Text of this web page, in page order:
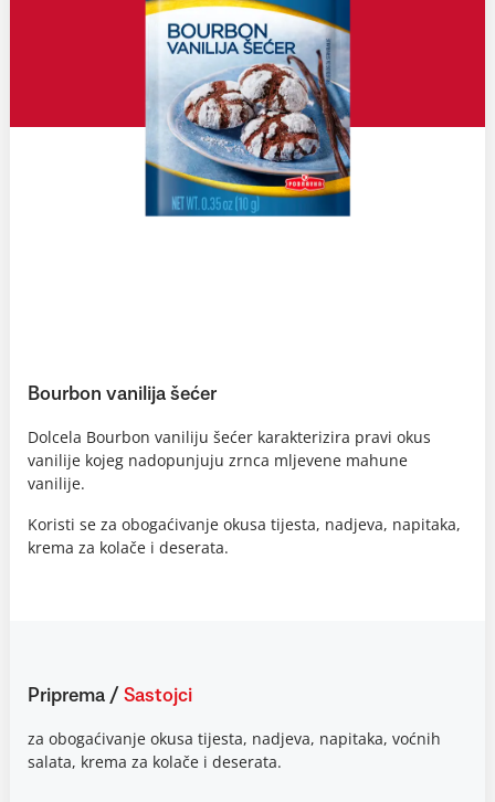
Bourbon vanilija šećer
Dolcela Bourbon vaniliju šećer karakterizira pravi okus
vanilije kojeg nadopunjuju zrnca mljevene mahune
vanilije.
Koristi se za obogaćivanje okusa tijesta, nadjeva, napitaka,
krema za kolače i deserata.
Priprema / Sastojci
za obogaćivanje okusa tijesta, nadjeva, napitaka, voćnih
salata, krema za kolače i deserata.